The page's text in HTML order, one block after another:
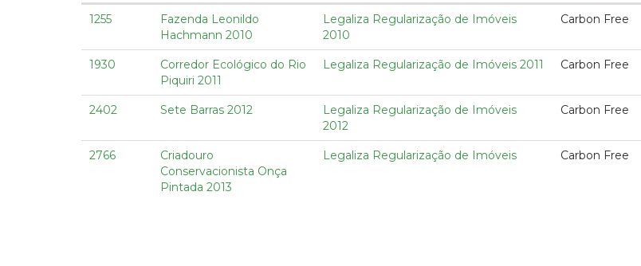
1255
Fazenda Leonildo
Hachmann 2010
Legaliza Regularização de Imóveis
2010
Carbon Free
1930
Corredor Ecológico do Rio
Piquiri 2011
Legaliza Regularização de Imóveis 2011 Carbon Free
2402 Sete Barras 2012
Legaliza Regularização de Imóveis
2012
Carbon Free
2766
Criadouro
Conservacionista Onça
Pintada 2013
Legaliza Regularização de Imóveis Carbon Free